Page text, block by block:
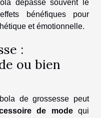
dépasse souvent le
bénéfiques pour
et émotionnelle.
:
ou bien
de grossesse peut
de modequi